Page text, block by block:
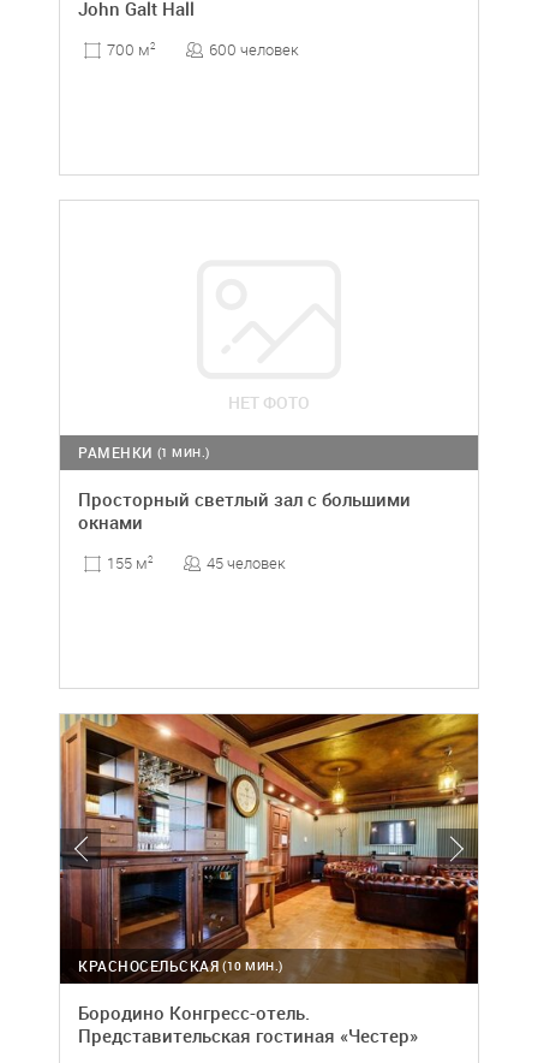
John Galt Hall
700 м2 600 человек
НЕТ ФОТО
(1 МИН.)
РАМЕНКИ
Просторный светлый зал с большими
окнами
155 м2 45 человек
(10 МИН.)
КРАСНОСЕЛЬСКАЯ
Бородино Конгресс-отель.
Представительская гостиная «Честер»